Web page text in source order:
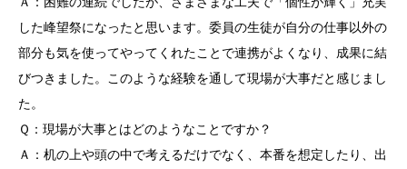
した峰望祭になったと思います。委員の生徒が自分の仕事以外の
部分も気を使ってやってくれたことで連携がよくなり、成果に結
びつきました。このような経験を通して現場が大事だと感じまし
た。
Ｑ：現場が大事とはどのようなことですか？
Ａ：机の上や頭の中で考えるだけでなく、本番を想定したり、出